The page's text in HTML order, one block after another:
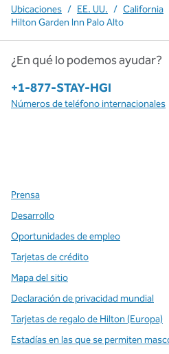
Ubicaciones / EE. UU. / California
Hilton Garden Inn Palo Alto
¿En qué lo podemos ayudar?
Teléfono:
+1-877-STAY-HGI
Números de teléfono internacionales
Prensa
Desarrollo
Oportunidades de empleo
Tarjetas de crédito
Mapa del sitio
Declaración de privacidad mundial
Tarjetas de regalo de Hilton (Europa)
Estadías en las que se permiten